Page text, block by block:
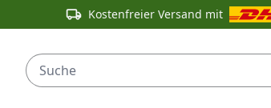
Kostenfreier Versand mit